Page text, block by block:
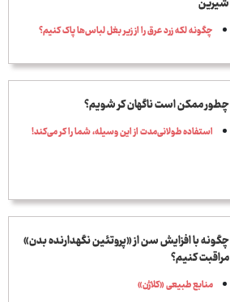
شیرین
چگونه لکه زرد عرق را از زیر بغل لباس‌ها پاک کنیم؟
چطور ممکن است ناگهان کر شویم؟
استفاده طولانی‌مدت از این وسیله، شما را کر می‌کند!
چگونه با افزایش سن از «پروتئین نگهدارنده بدن»
مراقبت کنیم؟
منابع طبیعی «کلاژن»